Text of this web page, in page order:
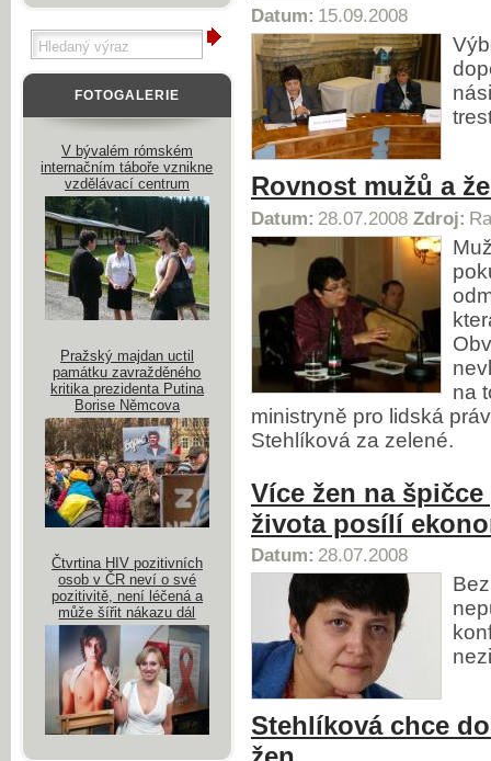
Datum: 15.09.2008
Rovnost mužů a
Datum: 28.07.2008 Zdroj:
na
ministryně pro lidská
Stehlíková za zelené.
Více žen na
života posílí
Datum: 28.07.2008
Stehlíková chce
FOTOGALERIE
V bývalém rómském
internačním táboře vznikne
vzdělávací centrum
Pražský majdan uctil
památku zavražděného
kritika prezidenta Putina
Borise Němcova
Čtvrtina HIV pozitivních
osob v ČR neví o své
pozitivitě, není léčená a
může šířit nákazu dál